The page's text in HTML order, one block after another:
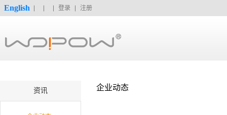
English 登录 注册
资讯 企业动态